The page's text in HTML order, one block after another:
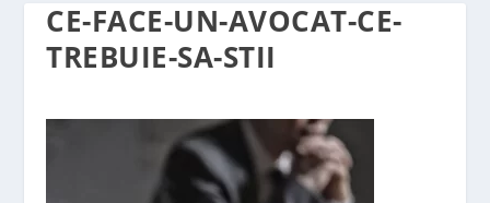
CE-FACE-UN-AVOCAT-CE-
TREBUIE-SA-STII